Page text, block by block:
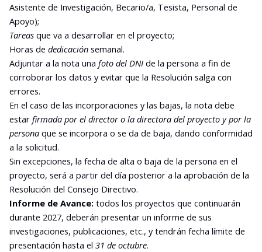
Asistente de Investigación, Becario/a, Tesista, Personal de
Apoyo);
Tareas que va a desarrollar en el proyecto;
Horas de dedicación semanal.
Adjuntar a la nota una foto del DNI de la persona a fin de
corroborar los datos y evitar que la Resolución salga con
errores.
En el caso de las incorporaciones y las bajas, la nota debe
estar firmada por el director o la directora del proyecto y por la
persona que se incorpora o se da de baja, dando conformidad
a la solicitud.
Sin excepciones, la fecha de alta o baja de la persona en el
proyecto, será a partir del día posterior a la aprobación de la
Resolución del Consejo Directivo.
Informe de Avance: todos los proyectos que continuarán
durante 2027, deberán presentar un informe de sus
investigaciones, publicaciones, etc., y tendrán fecha límite de
presentación hasta el 31 de octubre.